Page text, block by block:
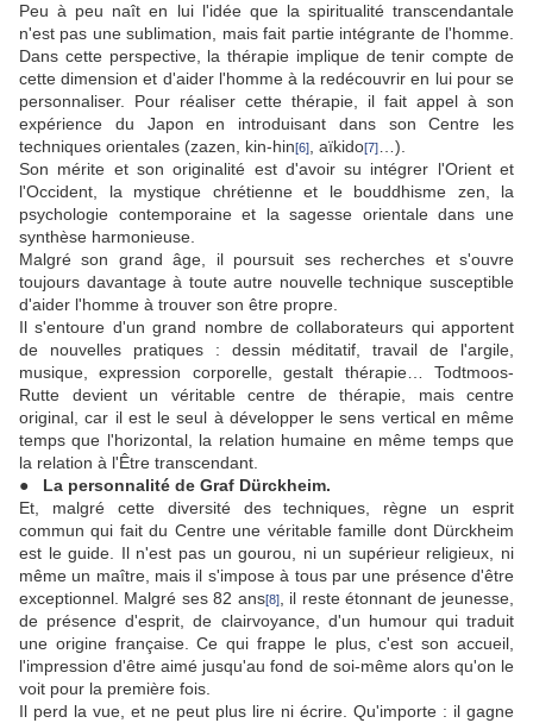
Peu à peu naît en lui l'idée que la spiritualité transcendantale
n'est pas une sublimation, mais fait partie intégrante de l'homme.
Dans cette perspective, la thérapie implique de tenir compte de
cette dimension et d'aider l'homme à la redécouvrir en lui pour se
personnaliser. Pour réaliser cette thérapie, il fait appel à son
expérience du Japon en introduisant dans son Centre les
techniques orientales (zazen, kin-hin[6] , aïkido[7]
…).
Son mérite et son originalité est d'avoir su intégrer l'Orient et
l'Occident, la mystique chrétienne et le bouddhisme zen, la
psychologie contemporaine et la sagesse orientale dans une
synthèse harmonieuse.
Malgré son grand âge, il poursuit ses recherches et s'ouvre
toujours davantage à toute autre nouvelle technique susceptible
d'aider l'homme à trouver son être propre.
Il s'entoure d'un grand nombre de collaborateurs qui apportent
de nouvelles pratiques : dessin méditatif, travail de l'argile,
musique, expression corporelle, gestalt thérapie… Todtmoos-
Rutte devient un véritable centre de thérapie, mais centre
original, car il est le seul à développer le sens vertical en même
temps que l'horizontal, la relation humaine en même temps que
la relation à l'Être transcendant.
● La personnalité de Graf Dürckheim.
Et, malgré cette diversité des techniques, règne un esprit
commun qui fait du Centre une véritable famille dont Dürckheim
est le guide. Il n'est pas un gourou, ni un supérieur religieux, ni
même un maître, mais il s'impose à tous par une présence d'être
exceptionnel. Malgré ses 82 ans[8], il reste étonnant de jeunesse,
de présence d'esprit, de clairvoyance, d'un humour qui traduit
une origine française. Ce qui frappe le plus, c'est son accueil,
l'impression d'être aimé jusqu'au fond de soi-même alors qu'on le
voit pour la première fois.
Il perd la vue, et ne peut plus lire ni écrire. Qu'importe : il gagne